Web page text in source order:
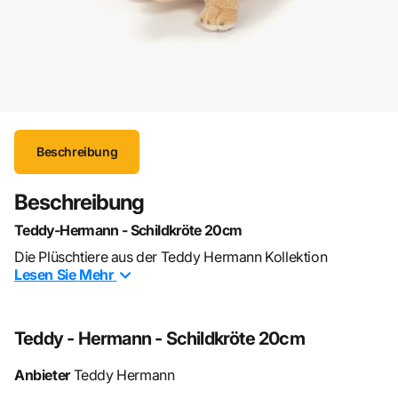
Beschreibung
Beschreibung
Teddy-Hermann - Schildkröte 20cm
Die Plüschtiere aus der Teddy Hermann Kollektion
vereinen die Ansprüche von Kindern und Eltern
Das Produkt ist pflegeleicht: waschbar bei 30 Grad mit
Danach liegend an der Luft trocknen. Nicht in den Trockner
Lesen Sie Mehr
Teddy - Hermann - Schildkröte 20cm
AnbieterTeddy Hermann